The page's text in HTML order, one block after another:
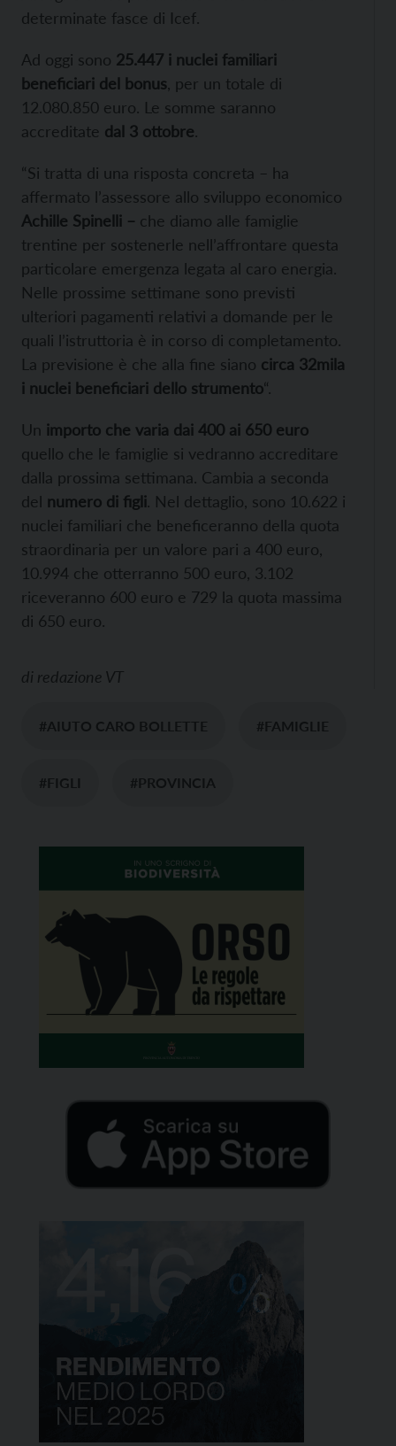
determinate fasce di Icef.
Ad oggi sono 25.447 i nuclei familiari
beneficiari del bonus , per un totale di
12.080.850 euro. Le somme saranno
accreditate dal 3 ottobre.
“Si tratta di una risposta concreta – ha
affermato l’assessore allo sviluppo economico
Achille Spinelli – che diamo alle famiglie
trentine per sostenerle nell’affrontare questa
particolare emergenza legata al caro energia.
Nelle prossime settimane sono previsti
ulteriori pagamenti relativi a domande per le
quali l’istruttoria è in corso di completamento.
La previsione è che alla fine siano circa 32mila
i nuclei beneficiari dello strumento“.
Un importo che varia dai 400 ai 650 euro
quello che le famiglie si vedranno accreditare
dalla prossima settimana. Cambia a seconda
del numero di figli. Nel dettaglio, sono 10.622 i
nuclei familiari che beneficeranno della quota
straordinaria per un valore pari a 400 euro,
10.994 che otterranno 500 euro, 3.102
riceveranno 600 euro e 729 la quota massima
di 650 euro.
di redazione VT
#AIUTO CARO BOLLETTE #FAMIGLIE
#FIGLI #PROVINCIA